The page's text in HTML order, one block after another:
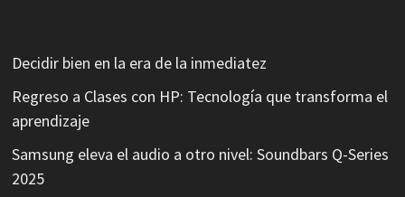
Decidir bien en la era de la inmediatez
Regreso a Clases con HP: Tecnología que transforma el
aprendizaje
Samsung eleva el audio a otro nivel: Soundbars Q-Series
2025